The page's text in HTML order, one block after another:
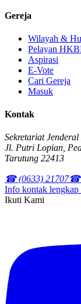
Gereja
Wilayah &
Pelayan
Aspirasi
E-Vote
Cari Gereja
Masuk
Kontak
Sekretariat
Jl. Putri Lopian,
Tarutung 22413
☎ (0633) 21707☎
Info kontak
Ikuti Kami